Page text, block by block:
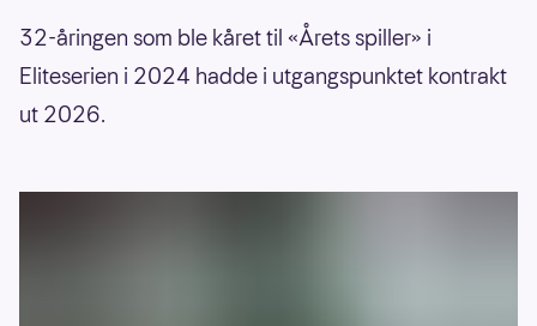
32-åringen som ble kåret til «Årets spiller» i
Eliteserien i 2024 hadde i utgangspunktet kontrakt
ut 2026.